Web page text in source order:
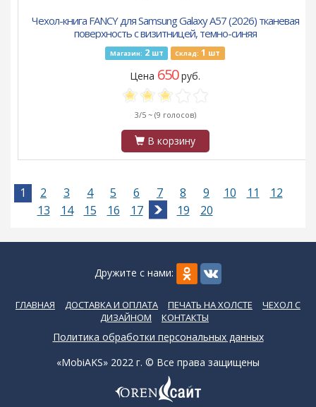
Чехол-книга FANCY для Samsung Galaxy A57 (2026) тканевая
поверхность с визитницей, темно-синяя
Магазин: 2шт Склад: 1 шт
Цена 650руб.
3/5 ~ (9 голосов)
В корзину
1 2 3 4 5 6 7 8 9 10 11
12
13
14 15 16 17 18 19 20
Дружите с нами:
ГЛАВНАЯ ДОСТАВКА И ОПЛАТА ПЕЧАТЬ НА ХОЛСТЕ
ЧЕХОЛ С
ДИЗАЙНОМ
КОНТАКТЫ
Политика обработки персональных данных
«MobiAKS» 2022 г. © Все права защищены